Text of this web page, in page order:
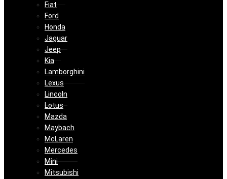
Fiat
Ford
Honda
Jaguar
Jeep
Kia
Lamborghini
Lexus
Lincoln
Lotus
Mazda
Maybach
McLaren
Mercedes
Mini
Mitsubishi